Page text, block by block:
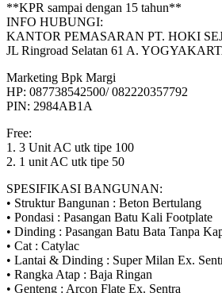
**KPR sampai dengan 15 tahun**
INFO HUBUNGI:
KANTOR PEMASARAN PT. HOKI
JL Ringroad Selatan 61 A.
Marketing Bpk Margi
HP: 087738542500/ 082220357792
PIN: 2984AB1A
Free:
1. 3 Unit AC utk tipe 100
2. 1 unit AC utk tipe 50
SPESIFIKASI BANGUNAN:
• Struktur Bangunan : Beton Bertulang
• Pondasi : Pasangan Batu Kali Footplate
• Dinding : Pasangan Batu Bata Tanpa
• Cat : Catylac
• Lantai & Dinding : Super Milan Ex.
• Rangka Atap : Baja Ringan
• Genteng : Arcon Flate Ex. Sentra